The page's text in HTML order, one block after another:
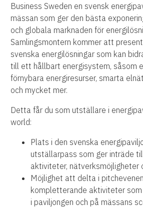
Business Sweden en svensk
mässan som ger den bästa
och globala marknaden för
Samlingsmontern kommer att
svenska energilösningar som kan
till ett hållbart energisystem, såsom
förnybara energiresurser, smarta
och mycket mer.
Detta får du som utställare i
world:
Plats i den svenska
utställarpass som ger inträde
aktiviteter, nätverksmöjligheter
Möjlighet att delta i
kompletterande aktiviteter som
i paviljongen och på mässans